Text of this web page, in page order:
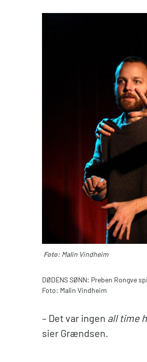
Foto: Malin Vindheim
DØDENS SØNN: Preben Rongve
Foto: Malin Vindheim
– Det var ingen all time
sier Grændsen.